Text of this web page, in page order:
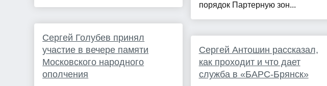
Сергей Голубев принял
участие в вечере памяти
Московского народного
ополчения
порядок Партерную зон...
Сергей Антошин рассказал,
как проходит и что дает
служба в «БАРС-Брянск»